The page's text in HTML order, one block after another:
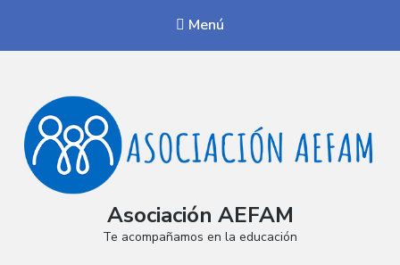
Menú
Asociación AEFAM
Te acompañamos en la educación